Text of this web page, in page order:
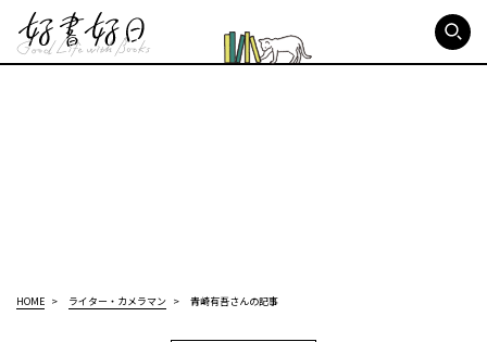
HOME ライター・カメラマン 青崎有吾さんの記事